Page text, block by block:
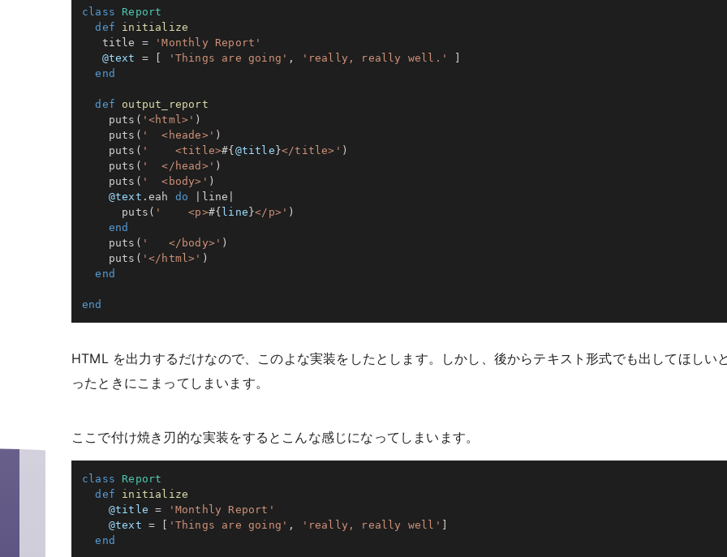
class
Report
def
initialize
   title
=
'Monthly Report'
@text
= [ 'Things are going' , 'really, really well.'
]
end
def
output_report
    puts
( '<html>' )
    puts
( '  <heade>' )
    puts
( '    <title>#{@title}</title>' )
    puts
( '  </head>' )
    puts
( '  <body>' )
@text .eah do line
      puts
( '    <p>#{line}</p>' )
end
    puts
( '   </body>' )
    puts
( '</html>' )
end
end
HTML を出力するだけなので、このよな実装をしたとします。しかし、後からテキスト形式でも出してほしい
ったときにこまってしまいます。
ここで付け焼き刃的な実装をするとこんな感じになってしまいます。
class
Report
def
initialize
@title
=
'Monthly Report'
@text
= 'Things are going' , 'really, really well'
end